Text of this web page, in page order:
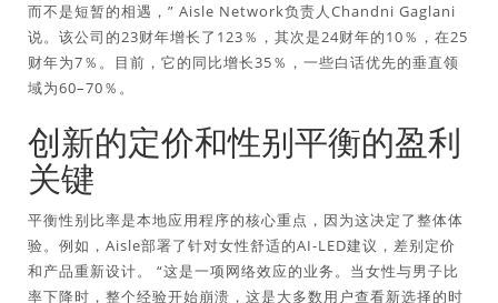
而不是短暂的相遇，” Aisle Network负责人Chandni Gaglani
说。该公司的23财年增长了123％，其次是24财年的10％，在25
财年为7％。目前，它的同比增长35％，一些白话优先的垂直领
域为60–70％。
创新的定价和性别平衡的盈利
关键
平衡性别比率是本地应用程序的核心重点，因为这决定了整体体
验。例如，Aisle部署了针对女性舒适的AI-LED建议，差别定价
和产品重新设计。 “这是一项网络效应的业务。当女性与男子比
率下降时，整个经验开始崩溃，这是大多数用户查看新选择的时